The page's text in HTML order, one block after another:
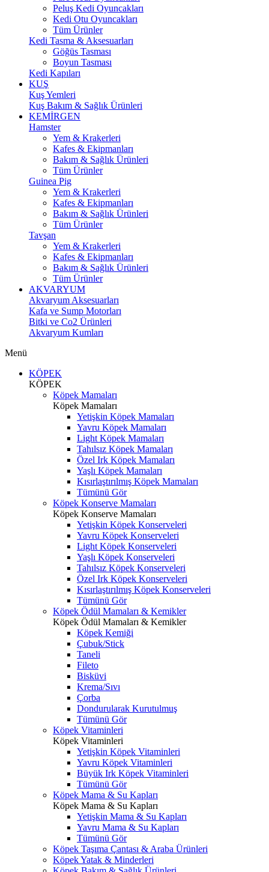
Peluş Kedi Oyuncakları
Kedi Otu Oyuncakları
Tüm Ürünler
Kedi Tasma & Aksesuarları
Göğüs Tasması
Boyun Tasması
Kedi Kapıları
KUŞ
Kuş Yemleri
Kuş Bakım & Sağlık Ürünleri
KEMİRGEN
Hamster
Yem & Krakerleri
Kafes & Ekipmanları
Bakım & Sağlık Ürünleri
Tüm Ürünler
Guinea Pig
Yem & Krakerleri
Kafes & Ekipmanları
Bakım & Sağlık Ürünleri
Tüm Ürünler
Tavşan
Yem & Krakerleri
Kafes & Ekipmanları
Bakım & Sağlık Ürünleri
Tüm Ürünler
AKVARYUM
Akvaryum Aksesuarları
Kafa ve Sump Motorları
Bitki ve Co2 Ürünleri
Akvaryum Kumları
Menü
KÖPEK
KÖPEK
Köpek Mamaları
Köpek Mamaları
Yetişkin Köpek Mamaları
Yavru Köpek Mamaları
Light Köpek Mamaları
Tahılsız Köpek Mamaları
Özel Irk Köpek Mamaları
Yaşlı Köpek Mamaları
Kısırlaştırılmış Köpek Mamaları
Tümünü Gör
Köpek Konserve Mamaları
Köpek Konserve Mamaları
Yetişkin Köpek Konserveleri
Yavru Köpek Konserveleri
Light Köpek Konserveleri
Yaşlı Köpek Konserveleri
Tahılsız Köpek Konserveleri
Özel Irk Köpek Konserveleri
Kısırlaştırılmış Köpek Konserveleri
Tümünü Gör
Köpek Ödül Mamaları & Kemikler
Köpek Ödül Mamaları & Kemikler
Köpek Kemiği
Çubuk/Stick
Taneli
Fileto
Bisküvi
Krema/Sıvı
Çorba
Dondurularak Kurutulmuş
Tümünü Gör
Köpek Vitaminleri
Köpek Vitaminleri
Yetişkin Köpek Vitaminleri
Yavru Köpek Vitaminleri
Büyük Irk Köpek Vitaminleri
Tümünü Gör
Köpek Mama & Su Kapları
Köpek Mama & Su Kapları
Yetişkin Mama & Su Kapları
Yavru Mama & Su Kapları
Tümünü Gör
Köpek Taşıma Çantası & Araba Ürünleri
Köpek Yatak & Minderleri